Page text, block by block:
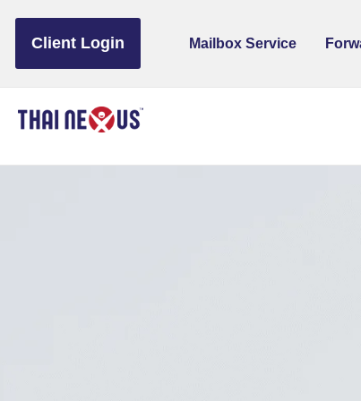
Client Login
Mailbox Service